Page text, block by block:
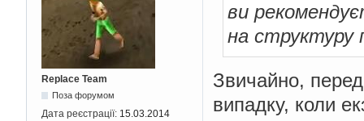
Replace Team
Поза форумом
Дата реєстрації: 15.03.2014
ви
на структуру
Звичайно,
випадку, коли